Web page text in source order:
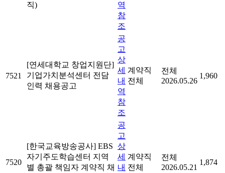
직)
역
참
조
7521
[연세대학교 창업지원단]
기업가치분석센터 전담
인력 채용공고
공
고
상
세
내
역
참
조
계약직
전체
전체
2026.05.26
1,960
7520
[한국교육방송공사] EBS
자기주도학습센터 지역
별 총괄 책임자 계약직 채
공
고
상
세
내
계약직
전체
전체
2026.05.21
1,874